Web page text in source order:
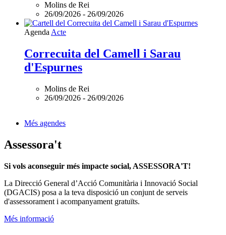
Molins de Rei
26/09/2026 - 26/09/2026
Agenda Acte
Correcuita del Camell i Sarau
d'Espurnes
Molins de Rei
26/09/2026 - 26/09/2026
Més agendes
Assessora't
Si vols aconseguir més impacte social, ASSESSORA'T!
La Direcció General d’Acció Comunitària i Innovació Social
(DGACIS) posa a la teva disposició un conjunt de serveis
d'assessorament i acompanyament gratuïts.
Més informació